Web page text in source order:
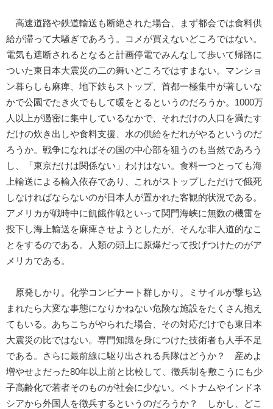
高速道路や鉄道輸送も断絶された場合、まず都会では食料供
給が滞って大騒ぎであろう。コメが買えないどころではない。
電気も遮断されるとなると計画停電でみんなして歩いて帰路に
ついた東日本大震災の二の舞いどころではすまない。マンショ
ン暮らしも麻痺、地下鉄もストップ、首都一極集中が著しいな
かで公園でたき火でもして暖をとるというのだろうか。1000万
人以上が過密に集中しているなかで、それだけの人口を満たす
だけの炊き出しや食料支援、水の供給をだれがやるというのだ
ろうか。戦争になればその国の中心部を狙うのも当然であろう
し、「東京だけは関係ない」わけはない。食料一つとっても海
上輸送による輸入依存であり、これがストップしただけで餓死
しなければならないのが日本人が置かれた客観的状況である。
アメリカが戦時中に飢餓作戦といって関門海峡に無数の機雷を
投下し海上輸送を麻痺させようとしたが、そんな非人道的なこ
とをするのである。人類の頭上に原爆だって投げつけたのがア
メリカである。
原発しかり。化学コンビナート群しかり。ミサイルが撃ち込
まれたら大変な事態になりかねない危険な施設をたくさん抱え
てもいる。あちこちがやられた場合、その対応だけでも東日本
大震災の比ではない。専門知識を身につけた技術者も人手不足
である。さらに最前線に駆り出される兵隊はどうか？ 産めよ
増やせよだった80年以上前と比較して、徴兵制を敷こうにも少
子高齢化で若者そのものが社会に少ない。ベトナムやインドネ
シアから外国人を徴兵するというのだろうか？ しかし、どこ